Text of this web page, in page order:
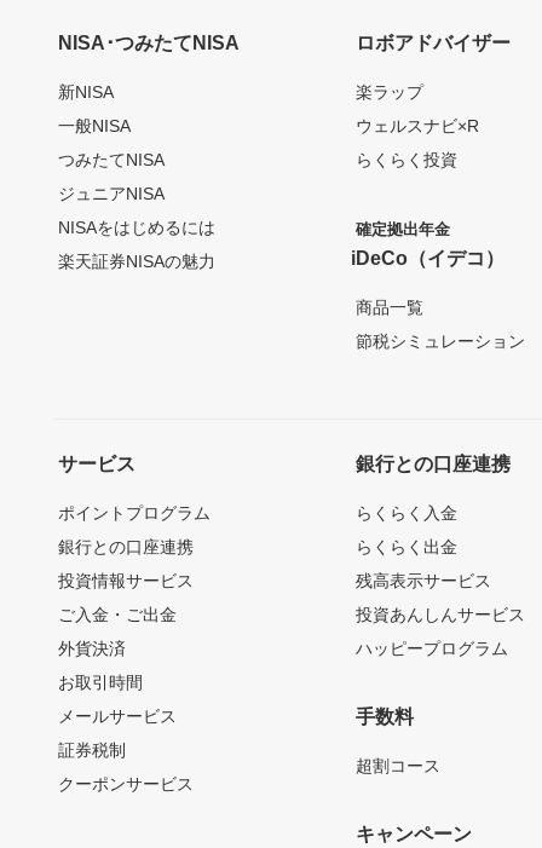
NISA･つみたてNISA
新NISA
一般NISA
つみたてNISA
ジュニアNISA
NISAをはじめるには
楽天証券NISAの魅力
ロボアドバイザー
楽ラップ
ウェルスナビ×R
らくらく投資
確定拠出年金
iDeCo（イデコ）
商品一覧
節税シミュレーション
サービス
ポイントプログラム
銀行との口座連携
投資情報サービス
ご入金・ご出金
外貨決済
お取引時間
メールサービス
証券税制
クーポンサービス
銀行との口座連携
らくらく入金
らくらく出金
残高表示サービス
投資あんしんサービス
ハッピープログラム
手数料
超割コース
キャンペーン